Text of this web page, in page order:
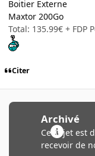
Boitier Externe
Maxtor 200Go
Total: 135.99€ + FDP
Citer
Archivé
Ce sujet est
recevoir de